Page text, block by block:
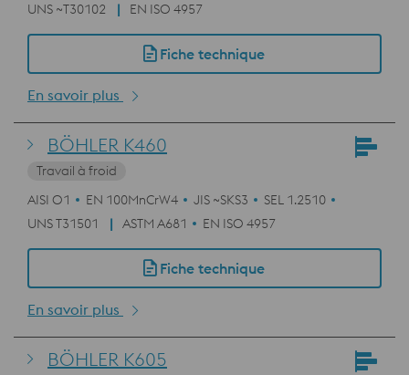
UNS ~T30102
EN ISO 4957
Fiche technique
En savoir plus
BÖHLER K460
Travail à froid
AISI O1
EN 100MnCrW4 JIS ~SKS3
SEL 1.2510
UNS T31501
ASTM A681 EN ISO 4957
Fiche technique
En savoir plus
BÖHLER K605